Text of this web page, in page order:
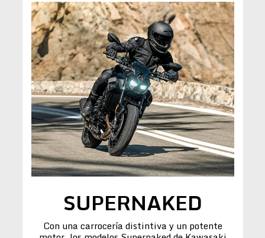
SUPERNAKED
Con una carrocería distintiva y un potente